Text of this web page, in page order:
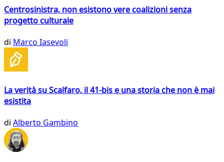
Centrosinistra, non esistono vere coalizioni senza
progetto culturale
di Marco Iasevoli
La verità su Scalfaro, il 41-bis e una storia che non è mai
esistita
di Alberto Gambino